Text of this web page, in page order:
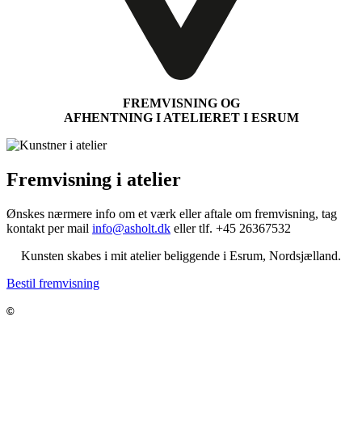
FREMVISNING OG
AFHENTNING I ATELIERET I ESRUM
Fremvisning i atelier
Ønskes nærmere info om et værk eller aftale om fremvisning, tag
kontakt per mail info@asholt.dk eller tlf. +45 26367532
Kunsten skabes i mit atelier beliggende i Esrum, Nordsjælland.
Bestil fremvisning
©